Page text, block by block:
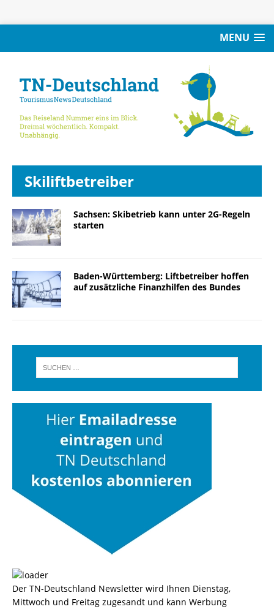
MENU
Skiliftbetreiber
Sachsen: Skibetrieb kann unter 2G-Regeln
starten
Baden-Württemberg: Liftbetreiber hoffen
auf zusätzliche Finanzhilfen des Bundes
Der TN-Deutschland Newsletter wird Ihnen Dienstag,
Mittwoch und Freitag zugesandt und kann Werbung